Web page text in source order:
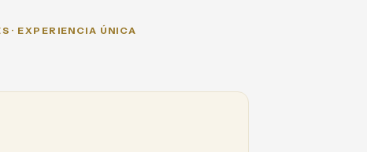
· EXPERIENCIA ÚNICA